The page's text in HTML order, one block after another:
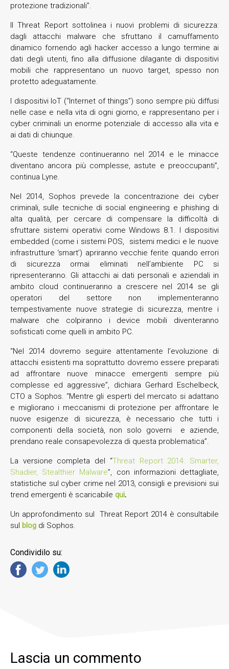
protezione tradizionali”.
Il Threat Report sottolinea i nuovi problemi di sicurezza:
dagli attacchi malware che sfruttano il camuffamento
dinamico fornendo agli hacker accesso a lungo termine ai
dati degli utenti, fino alla diffusione dilagante di dispositivi
mobili che rappresentano un nuovo target, spesso non
protetto adeguatamente.
I dispositivi IoT (“Internet of things”) sono sempre più diffusi
nelle case e nella vita di ogni giorno, e rappresentano per i
cyber criminali un enorme potenziale di accesso alla vita e
ai dati di chiunque.
“Queste tendenze continueranno nel 2014 e le minacce
diventano ancora più complesse, astute e preoccupanti”,
continua Lyne.
Nel 2014, Sophos prevede la concentrazione dei cyber
criminali, sulle tecniche di social engineering e phishing di
alta qualità, per cercare di compensare la difficoltà di
sfruttare sistemi operativi come Windows 8.1. I dispositivi
embedded (come i sistemi POS, sistemi medici e le nuove
infrastrutture ‘smart’) apriranno vecchie ferite quando errori
di sicurezza ormai eliminati nell’ambiente PC si
ripresenteranno. Gli attacchi ai dati personali e aziendali in
ambito cloud continueranno a crescere nel 2014 se gli
operatori del settore non implementeranno
tempestivamente nuove strategie di sicurezza, mentre i
malware che colpiranno i device mobili diventeranno
sofisticati come quelli in ambito PC.
“Nel 2014 dovremo seguire attentamente l’evoluzione di
attacchi esistenti ma soprattutto dovremo essere preparati
ad affrontare nuove minacce emergenti sempre più
complesse ed aggressive”, dichiara Gerhard Eschelbeck,
CTO a Sophos. “Mentre gli esperti del mercato si adattano
e migliorano i meccanismi di protezione per affrontare le
nuove esigenze di sicurezza, è necessario che tutti i
componenti della società, non solo governi e aziende,
prendano reale consapevolezza di questa problematica”.
La versione completa del “Threat Report 2014: Smarter,
Shadier, Stealthier Malware”, con informazioni dettagliate,
statistiche sul cyber crime nel 2013, consigli e previsioni sui
trend emergenti è scaricabile qui.
Un approfondimento sul Threat Report 2014 è consultabile
sul blog di Sophos.
Condividilo su:
Lascia un commento